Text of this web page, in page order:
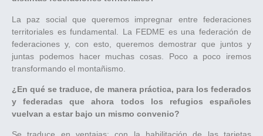
La paz social que queremos impregnar entre federaciones
territoriales es fundamental. La FEDME es una federación de
federaciones y, con esto, queremos demostrar que juntos y
juntas podemos hacer muchas cosas. Poco a poco iremos
transformando el montañismo.
¿En qué se traduce, de manera práctica, para los federados
y federadas que ahora todos los refugios españoles
vuelvan a estar bajo un mismo convenio?